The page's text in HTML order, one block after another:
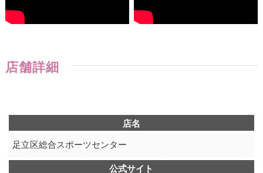
店舗詳細
店名
足立区総合スポーツセンター
公式サイト